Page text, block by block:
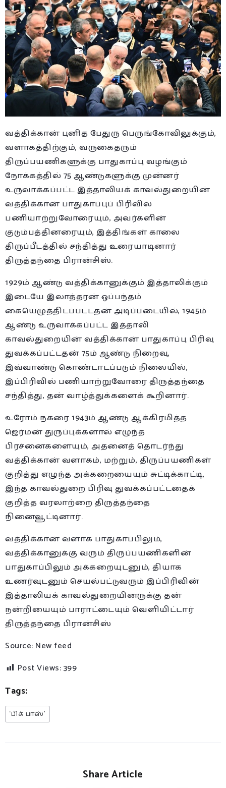
வத்திக்கான் புனித பேதுரு பெருங்கோவிலுக்கும்,
வளாகத்திற்கும், வருகைதரும்
திருப்பயணிகளுக்கு பாதுகாப்பு வழங்கும்
நோக்கத்தில் 75 ஆண்டுகளுக்கு முன்னர்
உருவாக்கப்பட்ட இத்தாலியக் காவல்துறையின்
வத்திக்கான் பாதுகாப்புப் பிரிவில்
பணியாற்றுவோரையும், அவர்களின்
குடும்பத்தினரையும், இத்திங்கள் காலை
திருப்பீடத்தில் சந்தித்து உரையாடினார்
திருத்தந்தை பிரான்சிஸ்.
1929ம் ஆண்டு வத்திக்கானுக்கும் இத்தாலிக்கும்
இடையே இலாத்தரன் ஒப்பந்தம்
கையெழுத்திடப்பட்டதன் அடிப்படையில், 1945ம்
ஆண்டு உருவாக்கப்பட்ட இத்தாலி
காவல்துறையின் வத்திக்கான் பாதுகாப்பு பிரிவு
துவக்கப்பட்டதன் 75ம் ஆண்டு நிறைவு,
இவ்வாண்டு கொண்டாடப்படும் நிலையில்,
இப்பிரிவில் பணியாற்றுவோரை திருத்தந்தை
சந்தித்து, தன் வாழ்த்துக்களைக் கூறினார்.
உரோம் நகரை 1943ம் ஆண்டு ஆக்கிரமித்த
ஜெர்மன் துருப்புக்களால் எழுந்த
பிரச்னைகளையும், அதனைத் தொடர்ந்து
வத்திக்கான் வளாகம், மற்றும், திருப்பயணிகள்
குறித்து எழுந்த அக்கறையையும் சுட்டிக்காட்டி,
இந்த காவல்துறை பிரிவு துவக்கப்பட்டதைக்
குறித்த வரலாற்றை திருத்தந்தை
நினைவூட்டினார்.
வத்திக்கான் வளாக பாதுகாப்பிலும்,
வத்திக்கானுக்கு வரும் திருப்பயணிகளின்
பாதுகாப்பிலும் அக்கறையுடனும், தியாக
உணர்வுடனும் செயல்பட்டுவரும் இப்பிரிவின்
இத்தாலியக் காவல்துறையினருக்கு தன்
நன்றியையும் பாராட்டையும் வெளியிட்டார்
திருத்தந்தை பிரான்சிஸ்
Source: New feed
Post Views:399
Tags:
‘பிக் பாஸ்’
Share Article